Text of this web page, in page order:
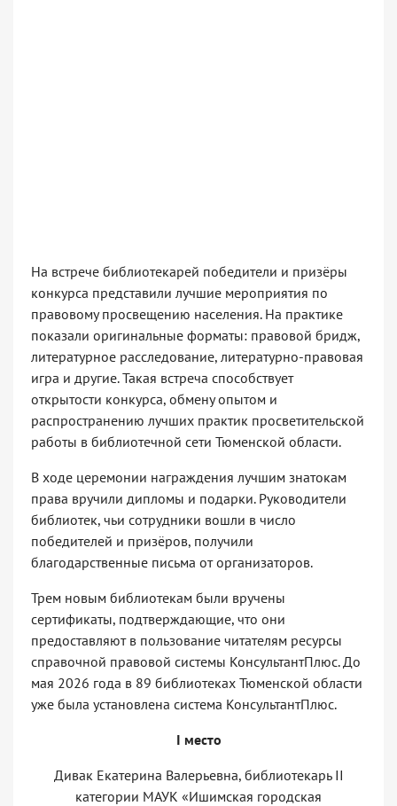
На встрече библиотекарей победители и призёры
конкурса представили лучшие мероприятия по
правовому просвещению населения. На практике
показали оригинальные форматы: правовой бридж,
литературное расследование, литературно-правовая
игра и другие. Такая встреча способствует
открытости конкурса, обмену опытом и
распространению лучших практик просветительской
работы в библиотечной сети Тюменской области.
В ходе церемонии награждения лучшим знатокам
права вручили дипломы и подарки. Руководители
библиотек, чьи сотрудники вошли в число
победителей и призёров, получили
благодарственные письма от организаторов.
Трем новым библиотекам были вручены
сертификаты, подтверждающие, что они
предоставляют в пользование читателям ресурсы
справочной правовой системы КонсультантПлюс. До
мая 2026 года в 89 библиотеках Тюменской области
уже была установлена система КонсультантПлюс.
I место
Дивак Екатерина Валерьевна, библиотекарь II
категории МАУК «Ишимская городская